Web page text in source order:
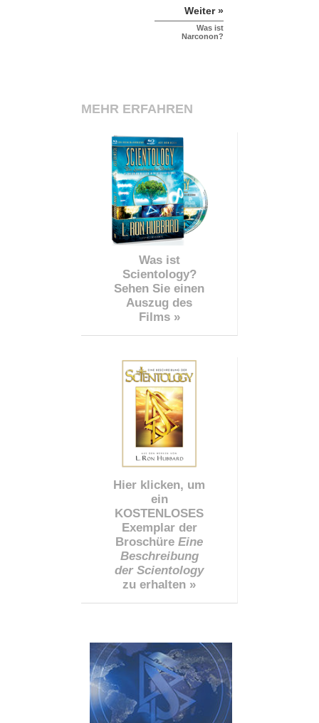
Weiter »
Was ist
Narconon?
MEHR ERFAHREN
Was ist
Scientology?
Sehen Sie einen
Auszug des
Films »
Hier klicken, um
ein
KOSTENLOSES
Exemplar der
Broschüre Eine
Beschreibung
der Scientology
zu erhalten »